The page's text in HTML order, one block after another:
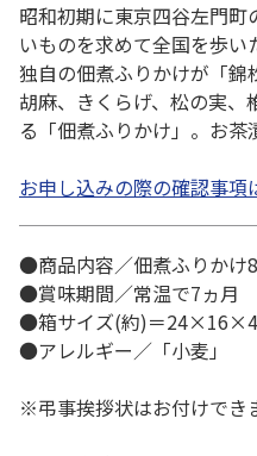
昭和初期に東京四谷左門
いものを求めて全国を歩
独自の佃煮ふりかけが「錦
胡麻、きくらげ、松の実
る「佃煮ふりかけ」。お茶
お申し込みの際の確認事項
●商品内容／佃煮ふりか
●賞味期間／常温で7ヵ月
●箱サイズ(約)＝
●アレルギー／「小麦」
※弔事挨拶状はお付けでき